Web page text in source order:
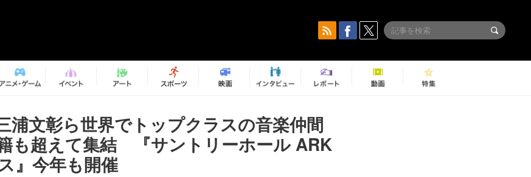
浦文彰ら世界でトップクラスの音楽仲間
も超えて集結 『サントリーホール ARK
』今年も開催